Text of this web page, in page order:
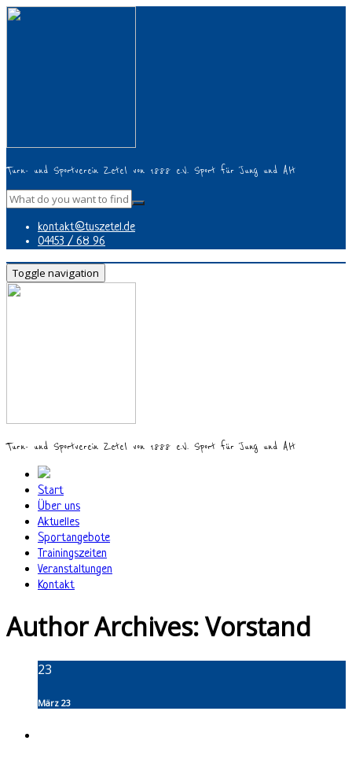
Turn- und Sportverein Zetel von 1888 e.V. Sport für Jung und Alt
kontakt@tuszetel.de
04453 / 68 96
Toggle navigation
Turn- und Sportverein Zetel von 1888 e.V. Sport für Jung und Alt
Start
Über uns
Aktuelles
Sportangebote
Trainingszeiten
Veranstaltungen
Kontakt
Author Archives:Vorstand
23
März 23